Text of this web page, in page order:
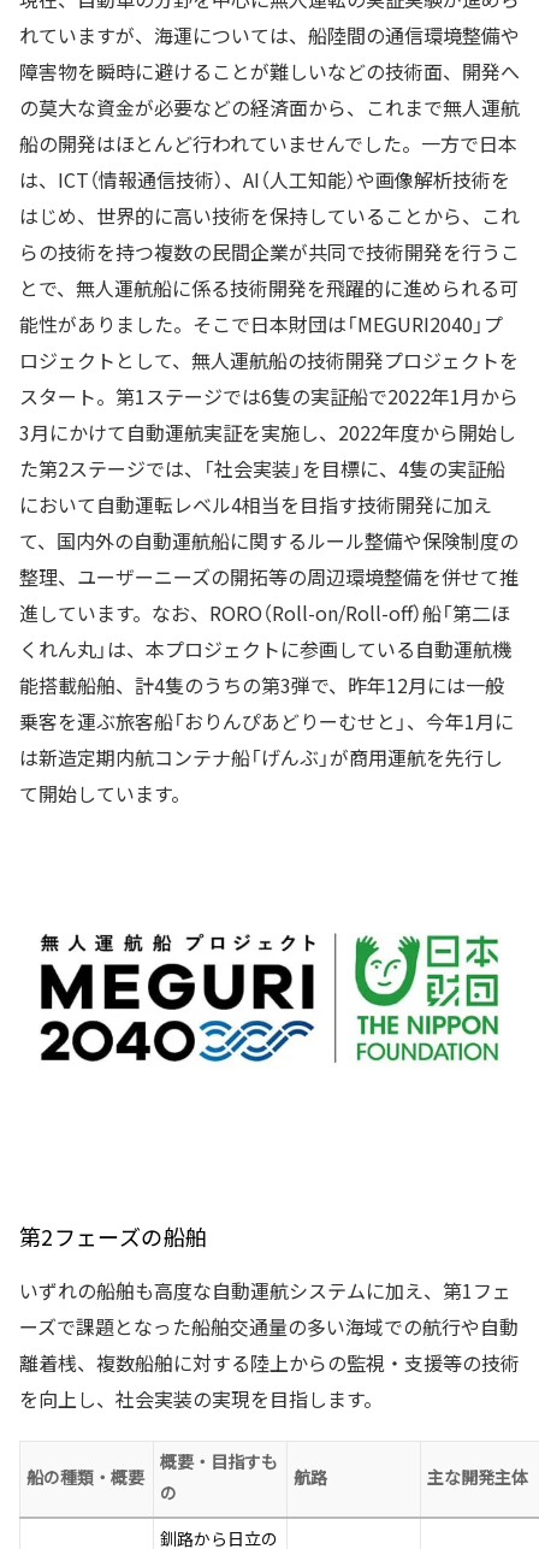
れていますが、海運については、船陸間の通信環境整備や
障害物を瞬時に避けることが難しいなどの技術面、開発へ
の莫大な資金が必要などの経済面から、これまで無人運航
船の開発はほとんど行われていませんでした。一方で日本
は、ICT（情報通信技術）、AI（人工知能）や画像解析技術を
はじめ、世界的に高い技術を保持していることから、これ
らの技術を持つ複数の民間企業が共同で技術開発を行うこ
とで、無人運航船に係る技術開発を飛躍的に進められる可
能性がありました。そこで日本財団は「MEGURI2040」プ
ロジェクトとして、無人運航船の技術開発プロジェクトを
スタート。第1ステージでは6隻の実証船で2022年1月から
3月にかけて自動運航実証を実施し、2022年度から開始し
た第2ステージでは、「社会実装」を目標に、4隻の実証船
において自動運転レベル4相当を目指す技術開発に加え
て、国内外の自動運航船に関するルール整備や保険制度の
整理、ユーザーニーズの開拓等の周辺環境整備を併せて推
進しています。なお、RORO（Roll-on/Roll-off）船「第二ほ
くれん丸」は、本プロジェクトに参画している自動運航機
能搭載船舶、計4隻のうちの第3弾で、昨年12月には一般
乗客を運ぶ旅客船「おりんぴあどりーむせと」、今年1月に
は新造定期内航コンテナ船「げんぶ」が商用運航を先行し
て開始しています。
第2フェーズの船舶
いずれの船舶も高度な自動運航システムに加え、第1フェ
ーズで課題となった船舶交通量の多い海域での航行や自動
離着桟、複数船舶に対する陸上からの監視・支援等の技術
を向上し、社会実装の実現を目指します。
船の種類・概要
概要・目指すも
の
航路 主な開発主体
釧路から日立の